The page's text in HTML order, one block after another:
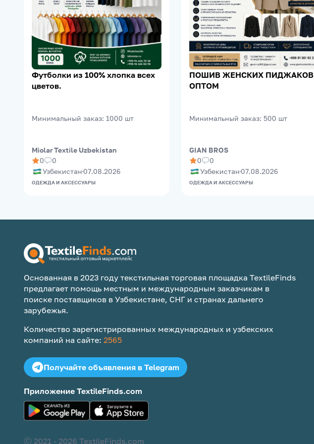
Футболки из 100% хлопка всех
цветов.
Минимальный заказ: 1000 шт
Miolar Textile Uzbekistan
0
0
Узбекистан 07.08.2026
ОДЕЖДА И АКСЕССУАРЫ
ПОШИВ ЖЕНСКИХ ПИДЖАКОВ
ОПТОМ
Минимальный заказ: 500 шт
GIAN BROS
0
0
Узбекистан 07.08.2026
ОДЕЖДА И АКСЕССУАРЫ
Основанная в 2023 году текстильная торговая площадка TextileFinds
предлагает помощь местным и международным заказчикам в
поиске поставщиков в Узбекистане, СНГ и странах дальнего
зарубежья.
Количество зарегистрированных международных и узбекских
компаний на сайте: 2565
Получайте объявления в Telegram
Приложение TextileFinds.com
Ⓒ 2021 - 2026 TextileFinds.com